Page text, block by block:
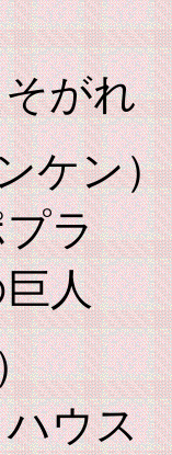
がれ
ケン）
ラ
人
ウス